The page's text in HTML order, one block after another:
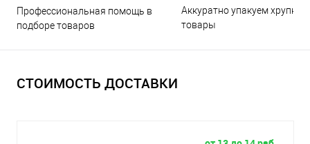
Профессиональная помощь в
подборе товаров
Аккуратно упакуем хрупкие
товары
СТОИМОСТЬ ДОСТАВКИ